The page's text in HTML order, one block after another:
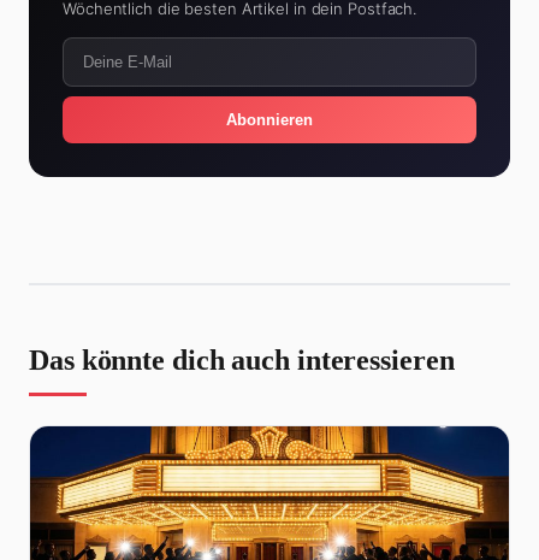
Wöchentlich die besten Artikel in dein Postfach.
Abonnieren
Das könnte dich auch interessieren